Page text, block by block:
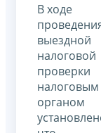
В ходе
выездной
налоговой
проверки
налоговым
органом